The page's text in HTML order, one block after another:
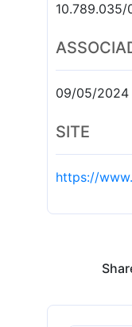
10.789.035/
09/05/2024
SITE
https://